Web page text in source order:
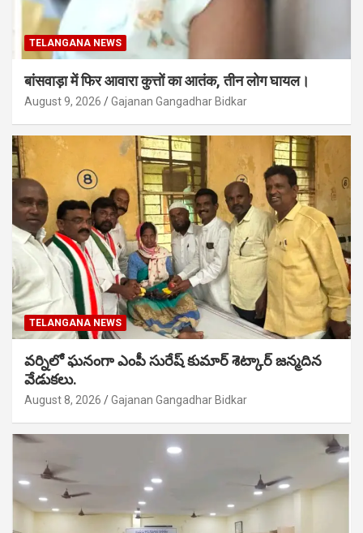
TELANGANA NEWS
बांसवाड़ा में फिर आवारा कुत्तों का आतंक, तीन लोग घायल।
August 9, 2026 Gajanan Gangadhar Bidkar
TELANGANA NEWS
వర్నిలో ఘనంగా ఎంపీ సురేష్ కుమార్ శెట్కార్ జన్మదిన
వేడుకలు.
August 8, 2026 Gajanan Gangadhar Bidkar